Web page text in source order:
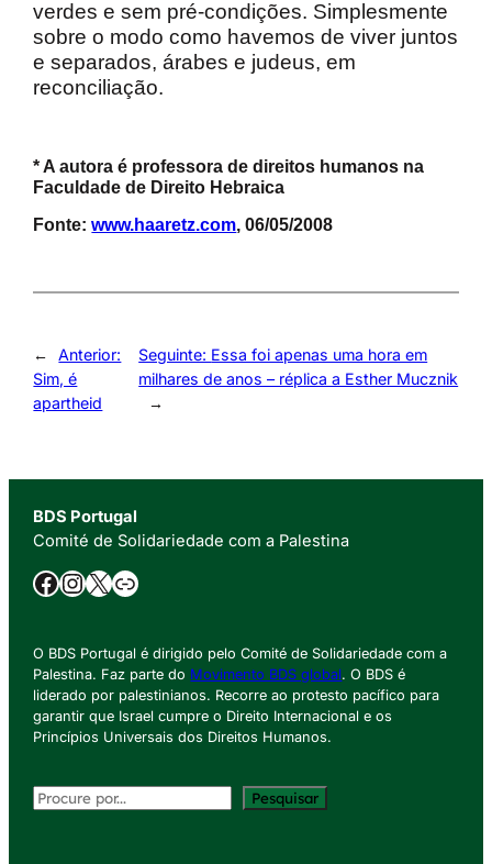
verdes e sem pré-condições. Simplesmente
sobre o modo como havemos de viver juntos
e separados, árabes e judeus, em
reconciliação.
* A autora é professora de direitos humanos na
Faculdade de Direito Hebraica
Fonte:www.haaretz.com, 06/05/2008
←
Anterior:
Sim, é
apartheid
Seguinte: Essa foi apenas uma hora em
milhares de anos – réplica a Esther Mucznik
→
BDS Portugal
Comité de Solidariedade com a Palestina
Facebook InstagramX Ligação
O BDS Portugal é dirigido pelo Comité de Solidariedade com a
Palestina. Faz parte do Movimento BDS global. O BDS é
liderado por palestinianos. Recorre ao protesto pacífico para
garantir que Israel cumpre o Direito Internacional e os
Princípios Universais dos Direitos Humanos.
P
Pesquisar